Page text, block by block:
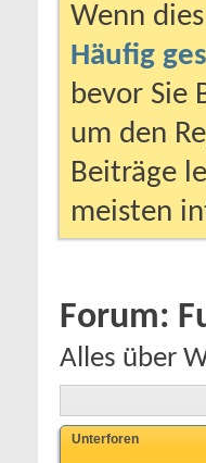
Wenn
Häufig
bevor Sie
um den
Beiträge
meisten
Forum:
Alles über
Unterforen